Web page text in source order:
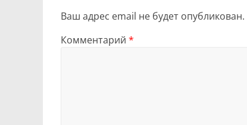
Ваш адрес email не будет опубликован.
Комментарий *